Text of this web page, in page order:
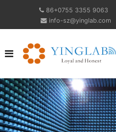
86+0755 3355 9063
info-sz@yinglab.com